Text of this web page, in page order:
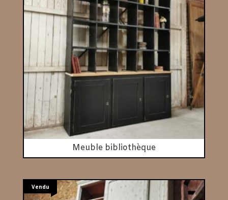
Meuble bibliothèque
Vendu